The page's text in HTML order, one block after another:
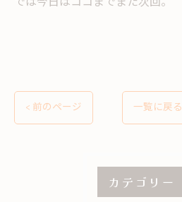
< 前のページ 一覧に戻る
カテゴリー